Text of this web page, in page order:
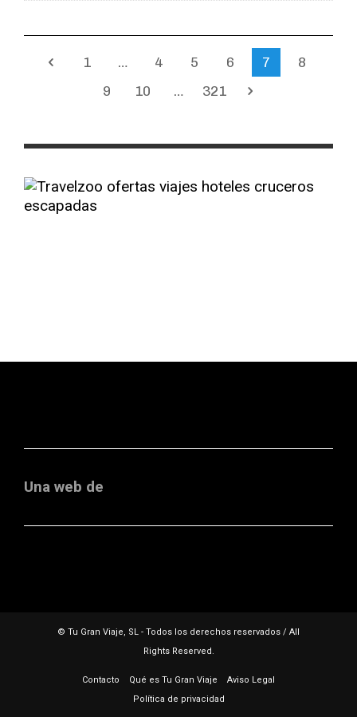
1 … 4 5 6 7
8
9
10 … 321
Una web de
© Tu Gran Viaje, SL - Todos los derechos reservados / All
Rights Reserved.
Contacto Qué es Tu Gran Viaje
Aviso Legal
Política de privacidad